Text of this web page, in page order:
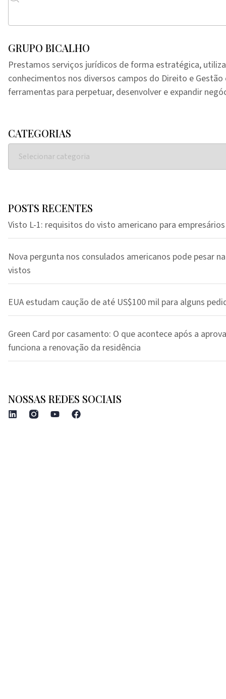
GRUPO BICALHO
Prestamos serviços jurídicos de forma estratégica,
conhecimentos nos diversos campos do Direito e
ferramentas para perpetuar, desenvolver e expandir
CATEGORIAS
POSTS RECENTES
Visto L-1: requisitos do visto americano para empresários
Nova pergunta nos consulados americanos pode pesar
vistos
EUA estudam caução de até US$100 mil para alguns
Green Card por casamento: O que acontece após a
funciona a renovação da residência
NOSSAS REDES SOCIAIS